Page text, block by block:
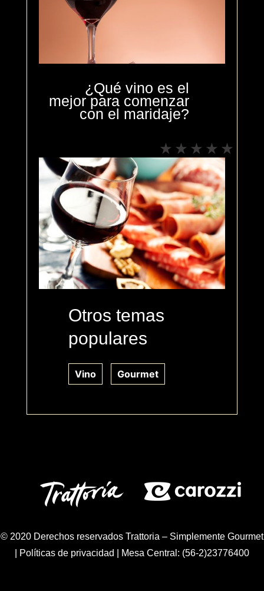
¿Qué vino es el
mejor para comenzar
con el maridaje?
Otros temas
populares
Vino Gourmet
© 2020 Derechos reservados Trattoria – Simplemente Gourmet
Políticas de privacidad | Mesa Central: (56-2)23776400